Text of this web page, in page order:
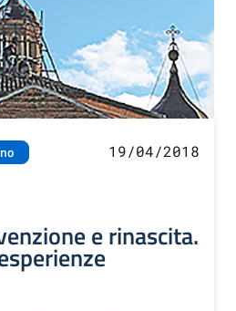
19/04/2018
e rinascita.